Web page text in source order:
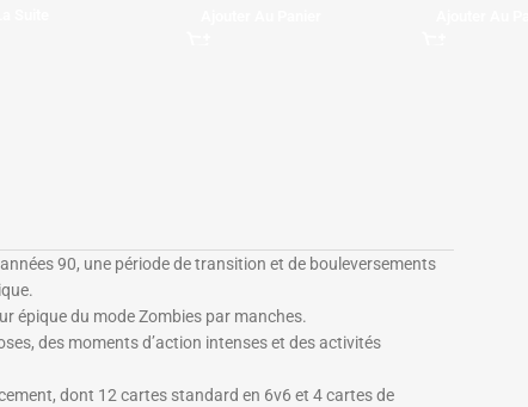
90, une période de transition et de bouleversements
épique du mode Zombies par manches.
des moments d’action intenses et des activités
dont 12 cartes standard en 6v6 et 4 cartes de